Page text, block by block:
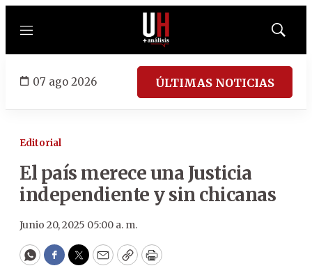
Menú
Mostrar
07 ago 2026 ÚLTIMAS NOTICIAS
Editorial
El país merece una Justicia
independiente y sin chicanas
Junio 20, 2025 05:00 a. m.
WhatsApp
Facebook
Twitter
EmailCopyPrint